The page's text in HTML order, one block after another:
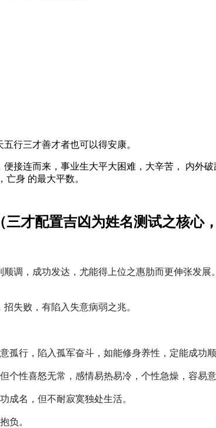
行三才善才者也可以得安康。
连而来，事业生大平大困难，大辛苦， 内外
身 的最大平数。
才配置吉凶为姓名测试之核心
调，成功发达，尤能得上位之惠肋而更伸张发
失败，有陷入失意病弱之兆。
孤行，陷入孤军奋斗，如能修身养性，定能成功
性喜怒无常，感情易热易冷，个性急燥，容易意
成名，但不耐寂寞独处生活。
负。